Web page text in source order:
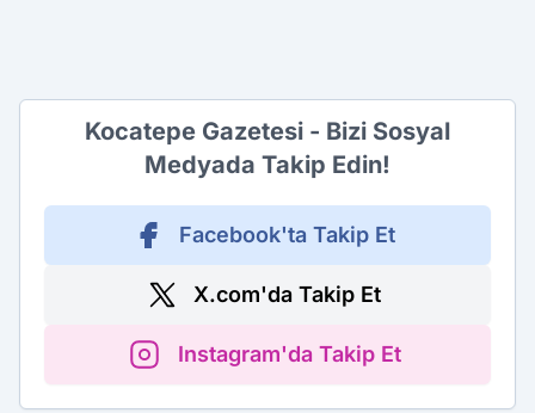
Kocatepe Gazetesi - Bizi Sosyal
Medyada Takip Edin!
Facebook'ta Takip Et
X.com'da Takip Et
Instagram'da Takip Et